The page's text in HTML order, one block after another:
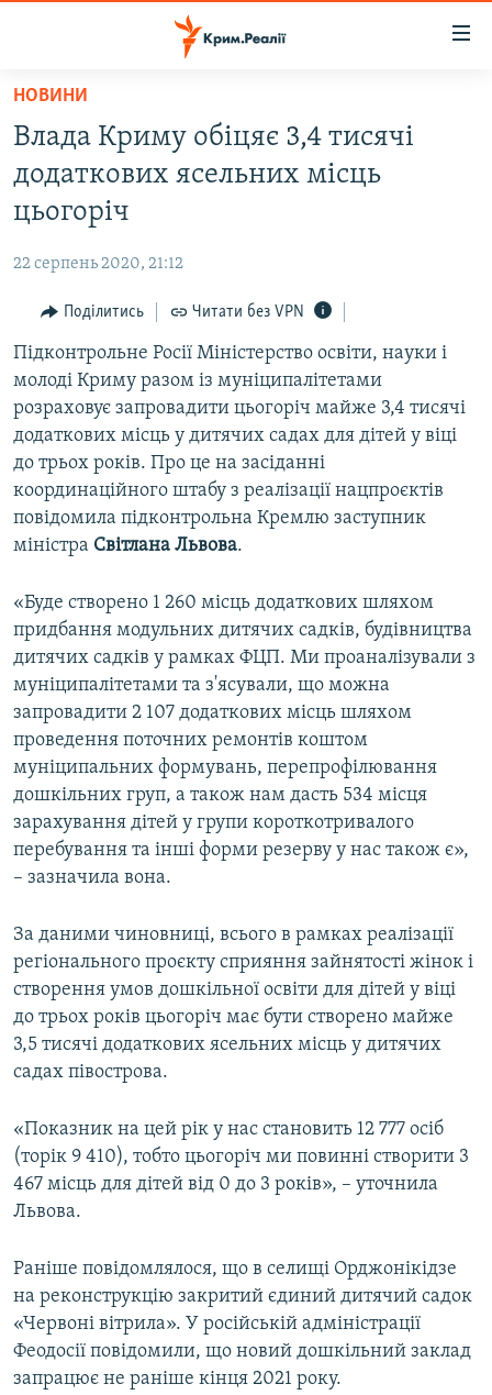
Перейти
основного
матеріалу
до
основної
навігації
Перейти
пошуку
ВОДА.КРИМ
ВІДЕО ТА ФОТО
БЛОГИ
ПОГЛЯД
ІНТЕРВ'Ю
ВСЕ ЗА ДЕНЬ
СПЕЦПРОЕКТИ
ДЕПОРТАЦІЯ
ВІДЕОУРОКИ «ELIFBE»
СВІДЧЕННЯ ОКУПАЦІЇ
УКРАЇНСЬКА ПРОБЛЕМА КРИМУ
ІНФОГРАФІКА
ЯК ОБІЙТИ БЛОКУВАННЯ
Русский
ДОЛУЧАЙСЯ!
Усі сайти RFE/RL
НОВИНИ
Влада Криму обіцяє 3,4 тисячі
додаткових ясельних місць
цьогоріч
22 серпень 2020, 21:12
Поділитись Читати без VPN
Підконтрольне Росії Міністерство освіти, науки і
молоді Криму разом із муніципалітетами
розраховує запровадити цьогоріч майже 3,4 тисячі
додаткових місць у дитячих садах для дітей у віці
до трьох років. Про це на засіданні
координаційного штабу з реалізації нацпроєктів
повідомила підконтрольна Кремлю заступник
міністра Світлана Львова.
«Буде створено 1 260 місць додаткових шляхом
придбання модульних дитячих садків, будівництва
дитячих садків у рамках ФЦП. Ми проаналізували з
муніципалітетами та з'ясували, що можна
запровадити 2 107 додаткових місць шляхом
проведення поточних ремонтів коштом
муніципальних формувань, перепрофілювання
дошкільних груп, а також нам дасть 534 місця
зарахування дітей у групи короткотривалого
перебування та інші форми резерву у нас також є»,
– зазначила вона.
За даними чиновниці, всього в рамках реалізації
регіонального проєкту сприяння зайнятості жінок і
створення умов дошкільної освіти для дітей у віці
до трьох років цьогоріч має бути створено майже
3,5 тисячі додаткових ясельних місць у дитячих
садах півострова.
«Показник на цей рік у нас становить 12 777 осіб
(торік 9 410), тобто цьогоріч ми повинні створити 3
467 місць для дітей від 0 до 3 років», – уточнила
Львова.
Раніше повідомлялося, що в селищі Орджонікідзе
на реконструкцію закритий єдиний дитячий садок
«Червоні вітрила». У російській адміністрації
Феодосії повідомили, що новий дошкільний заклад
запрацює не раніше кінця 2021 року.